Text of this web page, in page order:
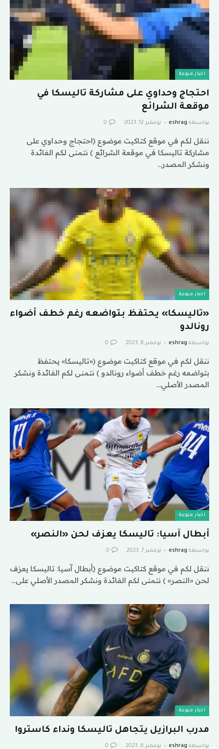
اخبار منوعة
احتجاج وحداوي على مشاركة تاليسكا في
موقعة الشرائع
بواسطة eshrag نوفمبر 12, 2023 0
ننقل لكم في موقع كتاكيت موضوع (احتجاج وحداوي على
مشاركة تاليسكا في موقعة الشرائع ) نتمنى لكم الفائدة
ونشكر المصدر…
اخبار منوعة
«تاليسكا» يحتفظ بتواضعه رغم خطف أضواء
رونالدو
بواسطة eshrag نوفمبر 8, 2023 0
ننقل لكم في موقع كتاكيت موضوع («تاليسكا» يحتفظ
بتواضعه رغم خطف أضواء رونالدو ) نتمنى لكم الفائدة ونشكر
المصدر الأصلي…
اخبار منوعة
أبطال آسيا: تاليسكا يعزف لحن «النصر»
بواسطة eshrag نوفمبر 7, 2023 0
ننقل لكم في موقع كتاكيت موضوع (أبطال آسيا: تاليسكا يعزف
لحن «النصر» ) نتمنى لكم الفائدة ونشكر المصدر الأصلي على…
اخبار منوعة
مدرب البرازيل يتجاهل تاليسكا ونداء كاسترو!
بواسطة eshrag نوفمبر 6, 2023 0